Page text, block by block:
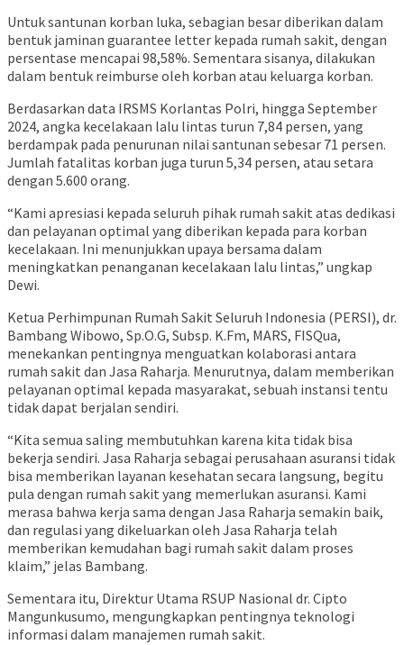
Untuk santunan korban luka, sebagian besar diberikan dalam
bentuk jaminan guarantee letter kepada rumah sakit, dengan
persentase mencapai 98,58%. Sementara sisanya, dilakukan
dalam bentuk reimburse oleh korban atau keluarga korban.
Berdasarkan data IRSMS Korlantas Polri, hingga September
2024, angka kecelakaan lalu lintas turun 7,84 persen, yang
berdampak pada penurunan nilai santunan sebesar 71 persen.
Jumlah fatalitas korban juga turun 5,34 persen, atau setara
dengan 5.600 orang.
“Kami apresiasi kepada seluruh pihak rumah sakit atas dedikasi
dan pelayanan optimal yang diberikan kepada para korban
kecelakaan. Ini menunjukkan upaya bersama dalam
meningkatkan penanganan kecelakaan lalu lintas,” ungkap
Dewi.
Ketua Perhimpunan Rumah Sakit Seluruh Indonesia (PERSI), dr.
Bambang Wibowo, Sp.O.G, Subsp. K.Fm, MARS, FISQua,
menekankan pentingnya menguatkan kolaborasi antara
rumah sakit dan Jasa Raharja. Menurutnya, dalam memberikan
pelayanan optimal kepada masyarakat, sebuah instansi tentu
tidak dapat berjalan sendiri.
“Kita semua saling membutuhkan karena kita tidak bisa
bekerja sendiri. Jasa Raharja sebagai perusahaan asuransi tidak
bisa memberikan layanan kesehatan secara langsung, begitu
pula dengan rumah sakit yang memerlukan asuransi. Kami
merasa bahwa kerja sama dengan Jasa Raharja semakin baik,
dan regulasi yang dikeluarkan oleh Jasa Raharja telah
memberikan kemudahan bagi rumah sakit dalam proses
klaim,” jelas Bambang.
Sementara itu, Direktur Utama RSUP Nasional dr. Cipto
Mangunkusumo, mengungkapkan pentingnya teknologi
informasi dalam manajemen rumah sakit.